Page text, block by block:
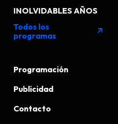
INOLVIDABLES AÑOS
Todos los
programas
arrow_outward
Programación
Publicidad
Contacto